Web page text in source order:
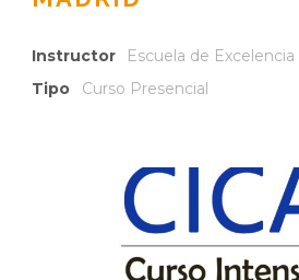
Instructor
Escuela de
Tipo
Curso Presencial